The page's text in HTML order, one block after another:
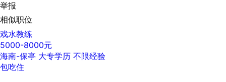
举报
相似职位
戏水教练
5000-8000元
海南-保亭 大专学历 不限经验
包吃住